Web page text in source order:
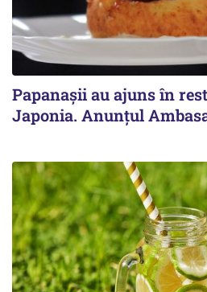
Papanașii au ajuns în
Japonia. Anunțul